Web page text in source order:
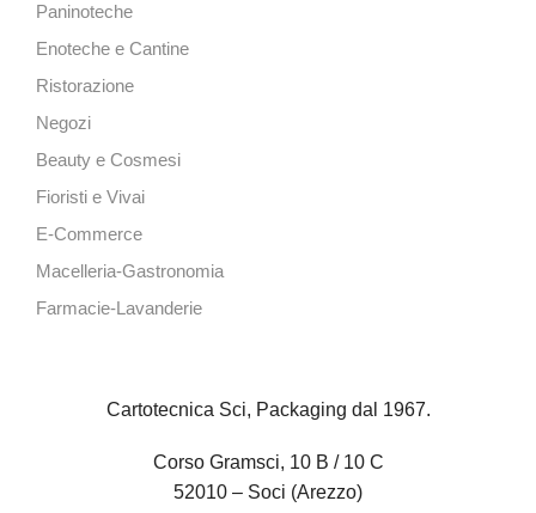
Paninoteche
Enoteche e Cantine
Ristorazione
Negozi
Beauty e Cosmesi
Fioristi e Vivai
E-Commerce
Macelleria-Gastronomia
Farmacie-Lavanderie
Cartotecnica Sci, Packaging dal 1967.
Corso Gramsci, 10 B / 10 C
52010 – Soci (Arezzo)